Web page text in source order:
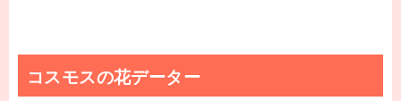
コスモスの花データー